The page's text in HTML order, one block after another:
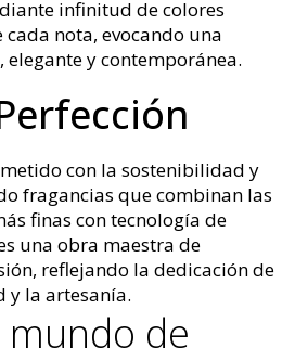
infinitud de colores
nota, evocando una
elegante y contemporánea.
con la sostenibilidad y
fragancias que combinan las
finas con tecnología de
una obra maestra de
reflejando la dedicación de
y la artesanía.
mundo de